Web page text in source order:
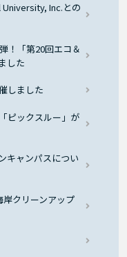
Inc.との
！「第20回エコ＆
した
しました
ピックスルー」が
キャンパスについ
クリーンアップ